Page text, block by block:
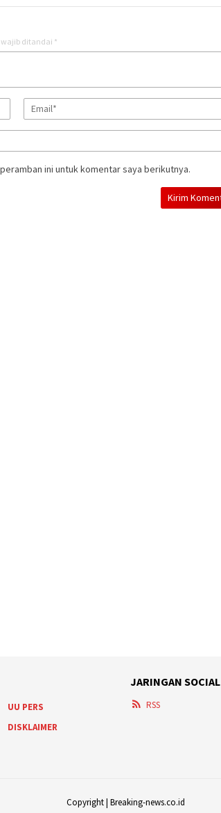
wajib ditandai *
ini untuk komentar saya berikutnya.
UU PERS
DISKLAIMER
JARINGAN SOCIAL
RSS
Copyright | Breaking-news.co.id